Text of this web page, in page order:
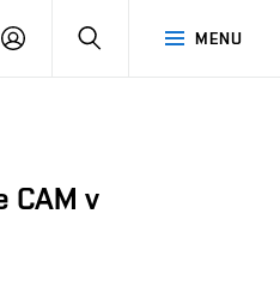
MENU
PŘIHLÁSIT
CAM v